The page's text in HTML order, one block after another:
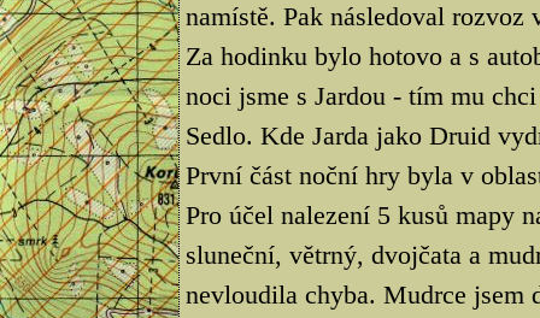
namístě. Pak následoval
Za hodinku bylo hotovo a s
noci jsme s Jardou - tím mu
Sedlo. Kde Jarda jako Druid
První část noční hry byla v
Pro účel nalezení 5 kusů mapy
sluneční, větrný, dvojčata a
nevloudila chyba. Mudrce jsem